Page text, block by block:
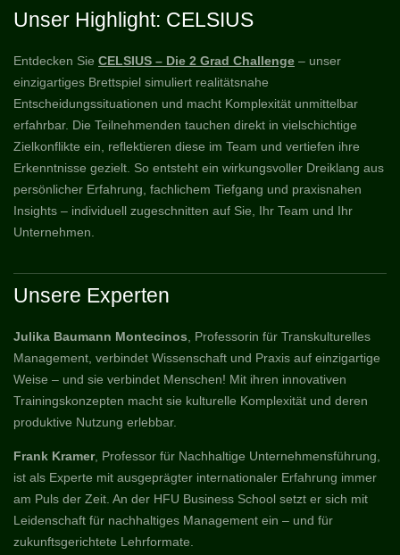
Unser Highlight: CELSIUS
Entdecken Sie CELSIUS – Die 2 Grad Challenge – unser
einzigartiges Brettspiel simuliert realitätsnahe
Entscheidungssituationen und macht Komplexität unmittelbar
erfahrbar. Die Teilnehmenden tauchen direkt in vielschichtige
Zielkonflikte ein, reflektieren diese im Team und vertiefen ihre
Erkenntnisse gezielt. So entsteht ein wirkungsvoller Dreiklang aus
persönlicher Erfahrung, fachlichem Tiefgang und praxisnahen
Insights – individuell zugeschnitten auf Sie, Ihr Team und Ihr
Unternehmen.
Unsere Experten
Julika Baumann Montecinos , Professorin für Transkulturelles
Management, verbindet Wissenschaft und Praxis auf einzigartige
Weise – und sie verbindet Menschen! Mit ihren innovativen
Trainingskonzepten macht sie kulturelle Komplexität und deren
produktive Nutzung erlebbar.
Frank Kramer, Professor für Nachhaltige Unternehmensführung,
ist als Experte mit ausgeprägter internationaler Erfahrung immer
am Puls der Zeit. An der HFU Business School setzt er sich mit
Leidenschaft für nachhaltiges Management ein – und für
zukunftsgerichtete Lehrformate.